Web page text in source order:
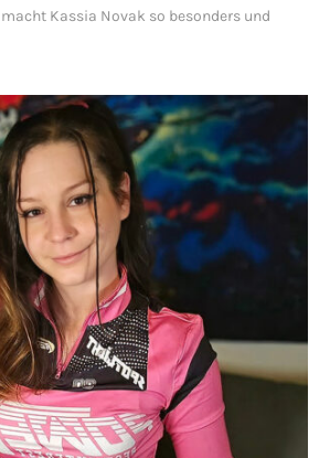
Kassia Novak so besonders und